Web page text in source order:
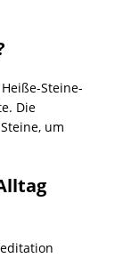
Steine-
Die
um